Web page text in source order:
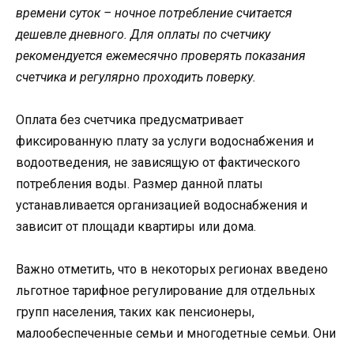
времени суток – ночное потребление считается
дешевле дневного. Для оплаты по счетчику
рекомендуется ежемесячно проверять показания
счетчика и регулярно проходить поверку.
Оплата без счетчика предусматривает
фиксированную плату за услуги водоснабжения и
водоотведения, не зависящую от фактического
потребления воды. Размер данной платы
устанавливается организацией водоснабжения и
зависит от площади квартиры или дома.
Важно отметить, что в некоторых регионах введено
льготное тарифное регулирование для отдельных
групп населения, таких как пенсионеры,
малообеспеченные семьи и многодетные семьи. Они